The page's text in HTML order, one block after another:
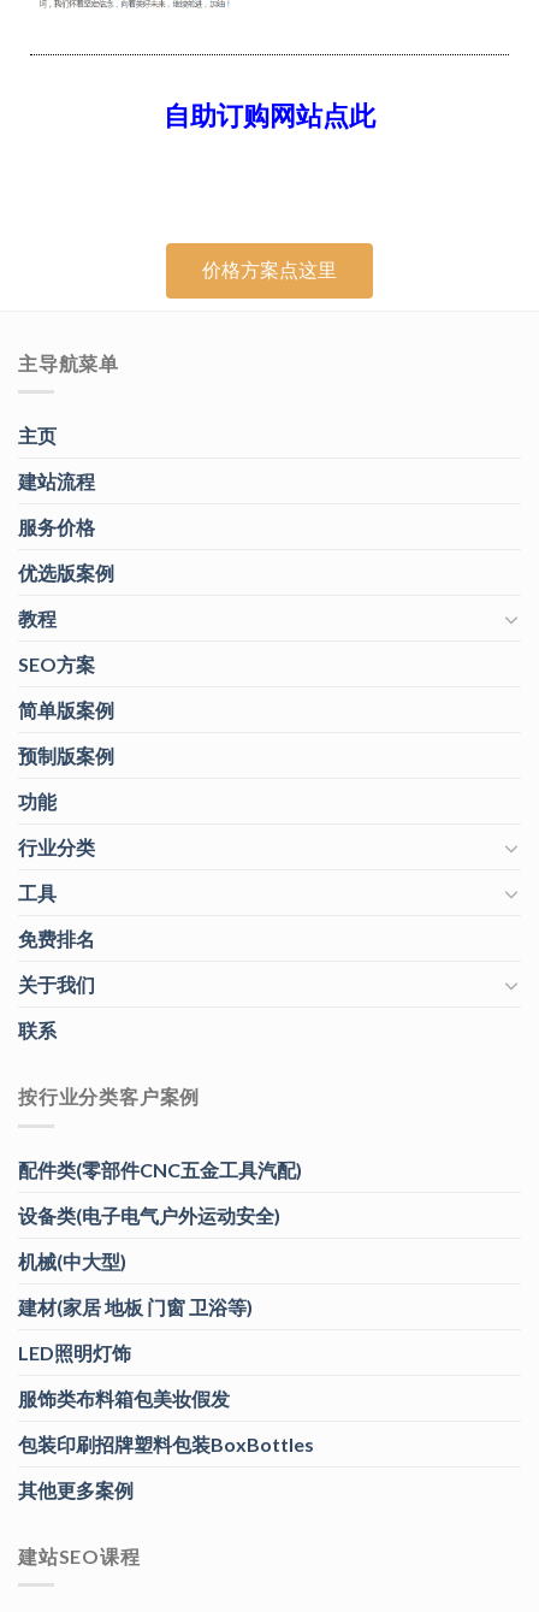
自助订购网站点此
价格方案点这里
主导航菜单
主页
建站流程
服务价格
优选版案例
教程
SEO方案
简单版案例
预制版案例
功能
行业分类
工具
免费排名
关于我们
联系
按行业分类客户案例
配件类(零部件CNC五金工具汽配)
设备类(电子电气户外运动安全)
机械(中大型)
建材(家居 地板 门窗 卫浴等)
LED照明灯饰
服饰类布料箱包美妆假发
包装印刷招牌塑料包装BoxBottles
其他更多案例
建站SEO课程